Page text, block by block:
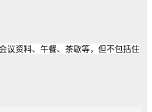
议资料、午餐、茶歇等，但不包括住